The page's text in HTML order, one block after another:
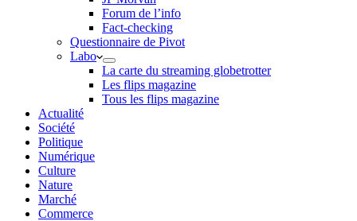
Forum de l’info
Fact-checking
Questionnaire de Pivot
Labo
La carte du streaming globetrotter
Les flips magazine
Tous les flips magazine
Actualité
Société
Politique
Numérique
Culture
Nature
Marché
Commerce